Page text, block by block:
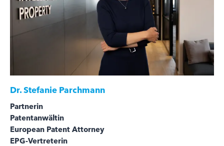
Dr.Stefanie Parchmann
Partnerin
Patentanwältin
European Patent Attorney
EPG-Vertreterin